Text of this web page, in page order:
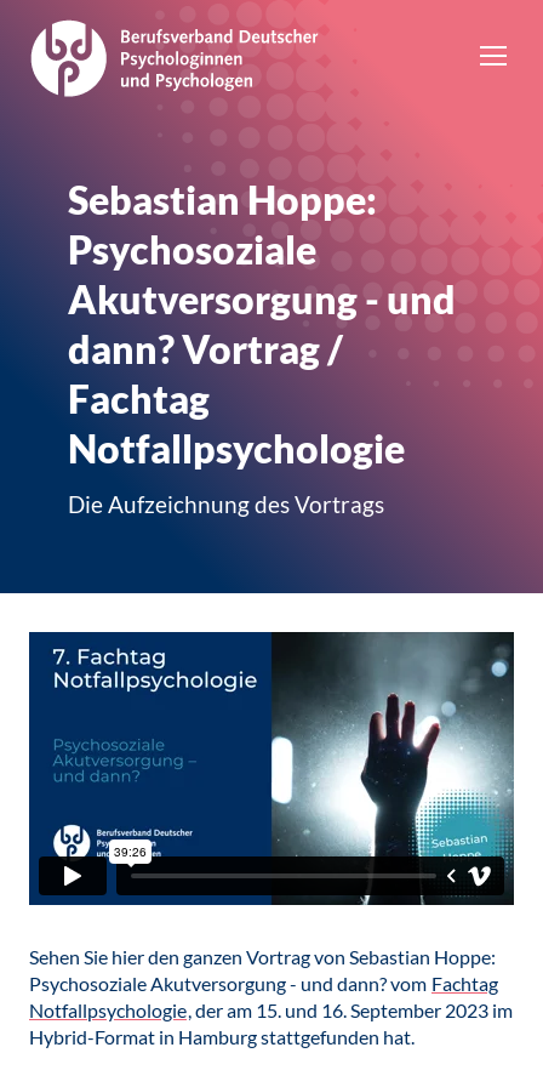
Sebastian Hoppe:
Psychosoziale
Akutversorgung - und
dann? Vortrag /
Fachtag
Notfallpsychologie
Die Aufzeichnung des Vortrags
Sehen Sie hier den ganzen Vortrag von Sebastian Hoppe:
Psychosoziale Akutversorgung - und dann? vom Fachtag
Notfallpsychologie, der am 15. und 16. September 2023 im
Hybrid-Format in Hamburg stattgefunden hat.